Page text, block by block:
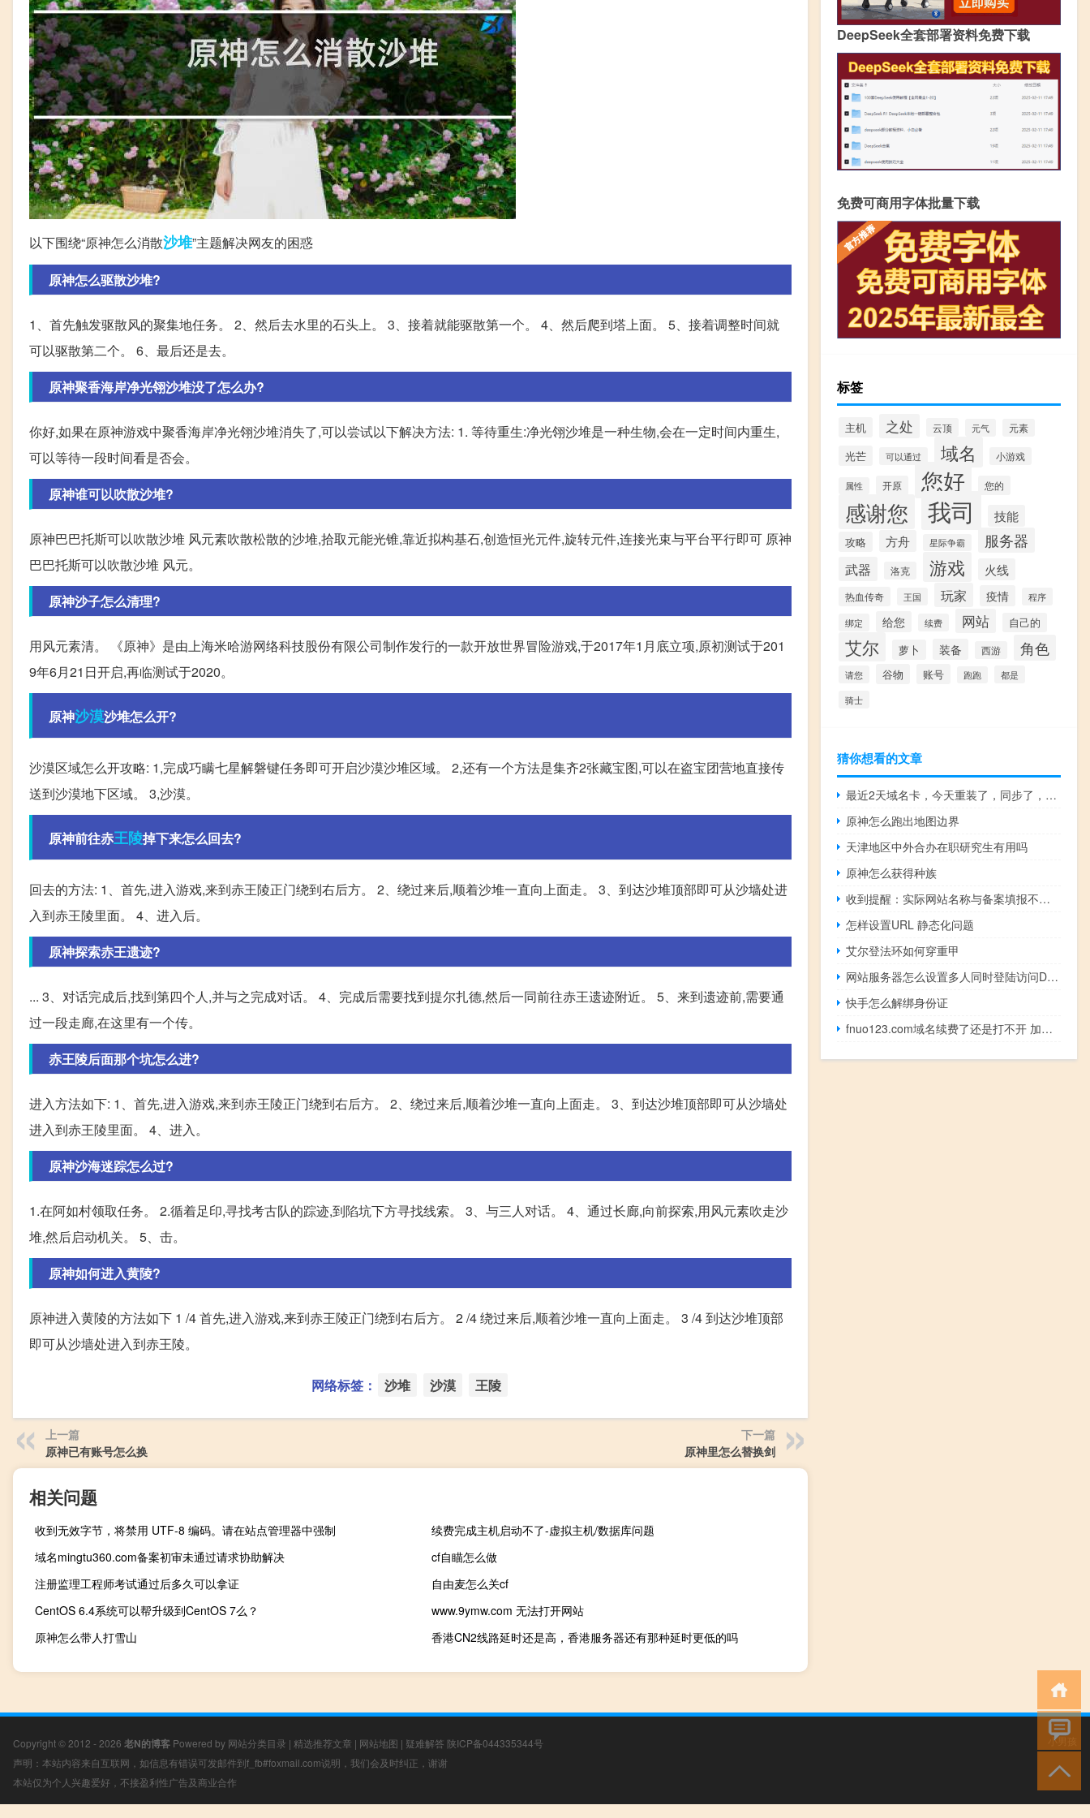
以下围绕“原神怎么消散沙堆”主题解决网友的困惑
原神怎么驱散沙堆?
1、首先触发驱散风的聚集地任务。 2、然后去水里的石头上。 3、接着就能驱散第一个。 4、然后爬到塔上面。 5、接着调整时间就
可以驱散第二个。 6、最后还是去。
原神聚香海岸净光翎沙堆没了怎么办?
你好,如果在原神游戏中聚香海岸净光翎沙堆消失了,可以尝试以下解决方法: 1. 等待重生:净光翎沙堆是一种生物,会在一定时间内重生,
可以等待一段时间看是否会。
原神谁可以吹散沙堆?
原神巴巴托斯可以吹散沙堆 风元素吹散松散的沙堆,拾取元能光锥,靠近拟构基石,创造恒光元件,旋转元件,连接光束与平台平行即可 原神
巴巴托斯可以吹散沙堆 风元。
原神沙子怎么清理?
用风元素清。 《原神》是由上海米哈游网络科技股份有限公司制作发行的一款开放世界冒险游戏,于2017年1月底立项,原初测试于201
9年6月21日开启,再临测试于2020。
原神沙漠沙堆怎么开?
沙漠区域怎么开攻略: 1,完成巧瞒七星解磐键任务即可开启沙漠沙堆区域。 2,还有一个方法是集齐2张藏宝图,可以在盗宝团营地直接传
送到沙漠地下区域。 3,沙漠。
原神前往赤王陵掉下来怎么回去?
回去的方法: 1、首先,进入游戏,来到赤王陵正门绕到右后方。 2、绕过来后,顺着沙堆一直向上面走。 3、到达沙堆顶部即可从沙墙处进
入到赤王陵里面。 4、进入后。
原神探索赤王遗迹?
... 3、对话完成后,找到第四个人,并与之完成对话。 4、完成后需要找到提尔扎德,然后一同前往赤王遗迹附近。 5、来到遗迹前,需要通
过一段走廊,在这里有一个传。
赤王陵后面那个坑怎么进?
进入方法如下: 1、首先,进入游戏,来到赤王陵正门绕到右后方。 2、绕过来后,顺着沙堆一直向上面走。 3、到达沙堆顶部即可从沙墙处
进入到赤王陵里面。 4、进入。
原神沙海迷踪怎么过?
1.在阿如村领取任务。 2.循着足印,寻找考古队的踪迹,到陷坑下方寻找线索。 3、与三人对话。 4、通过长廊,向前探索,用风元素吹走沙
堆,然后启动机关。 5、击。
原神如何进入黄陵?
原神进入黄陵的方法如下 1 /4 首先,进入游戏,来到赤王陵正门绕到右后方。 2 /4 绕过来后,顺着沙堆一直向上面走。 3 /4 到达沙堆顶部
即可从沙墙处进入到赤王陵。
网络标签： 沙堆 沙漠 王陵
上一篇
原神已有账号怎么换
下一篇
原神里怎么替换剑
相关问题
收到无效字节，将禁用 UTF-8 编码。请在站点管理器中强制
续费完成主机启动不了-虚拟主机/数据库问题
域名mingtu360.com备案初审未通过请求协助解决
cf自瞄怎么做
注册监理工程师考试通过后多久可以拿证
自由麦怎么关cf
CentOS 6.4系统可以帮升级到CentOS 7么？
www.9ymw.com 无法打开网站
原神怎么带人打雪山
香港CN2线路延时还是高，香港服务器还有那种延时更低的吗
DeepSeek全套部署资料免费下载
免费可商用字体批量下载
标签
主机 之处 云顶 元气 元素
光芒 可以通过 域名 小游戏
属性 开原 您好 您的
感谢您 我司 技能
攻略 方舟 星际争霸 服务器
武器 洛克 游戏 火线
热血传奇 王国 玩家 疫情
程序
绑定
给您 续费 网站 自己的
艾尔 萝卜 装备 西游 角色
请您 谷物 账号 跑跑
都是
骑士
猜你想看的文章
最近2天域名卡，今天重装了，同步了，域名还是不开
原神怎么跑出地图边界
天津地区中外合办在职研究生有用吗
原神怎么获得种族
收到提醒：实际网站名称与备案填报不一致
怎样设置URL 静态化问题
艾尔登法环如何穿重甲
网站服务器怎么设置多人同时登陆访问D盘里面的文件
快手怎么解绑身份证
fnuo123.com域名续费了还是打不开 加急处理下 很着
Copyright © 2012 - 2026 老N的博客 Powered by 网站分类目录 | 精选推荐文章 | 网站地图 | 疑难解答 陕ICP备044335344号
声明：本站内容来自互联网，如信息有错误可发邮件到f_fb#foxmail.com说明，我们会及时纠正，谢谢
本站仅为个人兴趣爱好，不接盈利性广告及商业合作
小男孩